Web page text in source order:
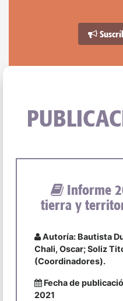
Informe
tierra y
Autoría: Bautista
Chali, Oscar; Soliz
(Coordinadores).
Fecha de
2021